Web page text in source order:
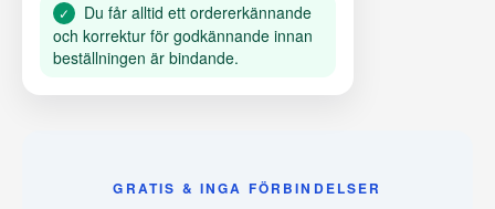
✓
Du får alltid ett ordererkännande
och korrektur för godkännande innan
beställningen är bindande.
GRATIS & INGA FÖRBINDELSER